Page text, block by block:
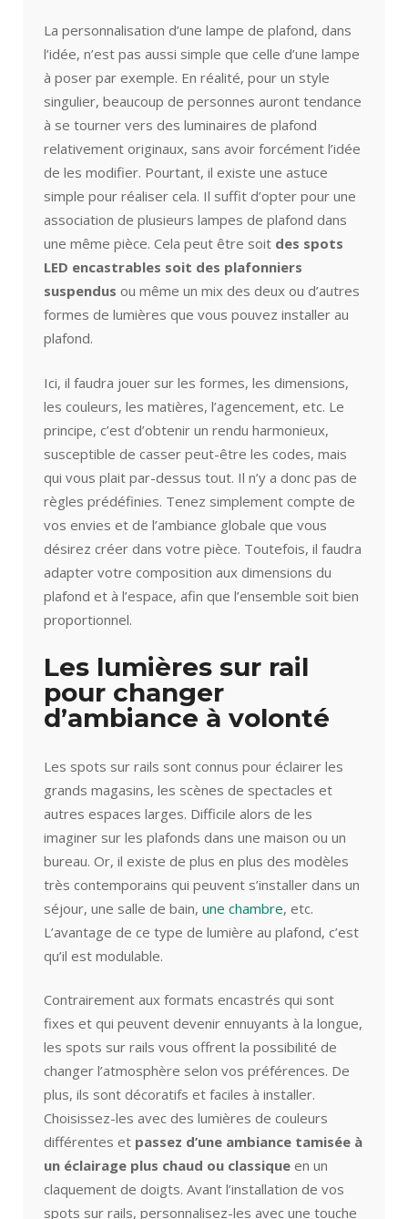
La personnalisation d’une lampe de plafond, dans
l’idée, n’est pas aussi simple que celle d’une lampe
à poser par exemple. En réalité, pour un style
singulier, beaucoup de personnes auront tendance
à se tourner vers des luminaires de plafond
relativement originaux, sans avoir forcément l’idée
de les modifier. Pourtant, il existe une astuce
simple pour réaliser cela. Il suffit d’opter pour une
association de plusieurs lampes de plafond dans
une même pièce. Cela peut être soit des spots
LED encastrables soit des plafonniers
suspendus ou même un mix des deux ou d’autres
formes de lumières que vous pouvez installer au
plafond.
Ici, il faudra jouer sur les formes, les dimensions,
les couleurs, les matières, l’agencement, etc. Le
principe, c’est d’obtenir un rendu harmonieux,
susceptible de casser peut-être les codes, mais
qui vous plait par-dessus tout. Il n’y a donc pas de
règles prédéfinies. Tenez simplement compte de
vos envies et de l’ambiance globale que vous
désirez créer dans votre pièce. Toutefois, il faudra
adapter votre composition aux dimensions du
plafond et à l’espace, afin que l’ensemble soit bien
proportionnel.
Les lumières sur rail
pour changer
d’ambiance à volonté
Les spots sur rails sont connus pour éclairer les
grands magasins, les scènes de spectacles et
autres espaces larges. Difficile alors de les
imaginer sur les plafonds dans une maison ou un
bureau. Or, il existe de plus en plus des modèles
très contemporains qui peuvent s’installer dans un
séjour, une salle de bain, une chambre, etc.
L’avantage de ce type de lumière au plafond, c’est
qu’il est modulable.
Contrairement aux formats encastrés qui sont
fixes et qui peuvent devenir ennuyants à la longue,
les spots sur rails vous offrent la possibilité de
changer l’atmosphère selon vos préférences. De
plus, ils sont décoratifs et faciles à installer.
Choisissez-les avec des lumières de couleurs
différentes et passez d’une ambiance tamisée à
un éclairage plus chaud ou classique en un
claquement de doigts. Avant l’installation de vos
spots sur rails, personnalisez-les avec une touche